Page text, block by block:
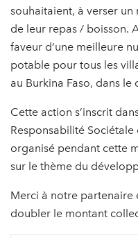
souhaitaient, à verser
de leur repas / boisson.
faveur d’une meilleure
potable pour tous les
au Burkina Faso, dans
Cette action s’inscrit
Responsabilité Sociétale
organisé pendant cette
sur le thème du
Merci à notre partenaire
doubler le montant